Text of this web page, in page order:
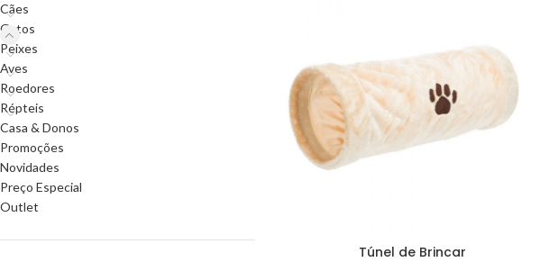
Cães
Gatos
Peixes
Aves
Roedores
Répteis
Casa & Donos
Promoções
Novidades
Preço Especial
Outlet
Túnel de Brincar